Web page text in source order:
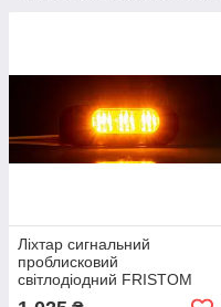
Ліхтар сигнальний
проблисковий
світлодіодний FRISTOM